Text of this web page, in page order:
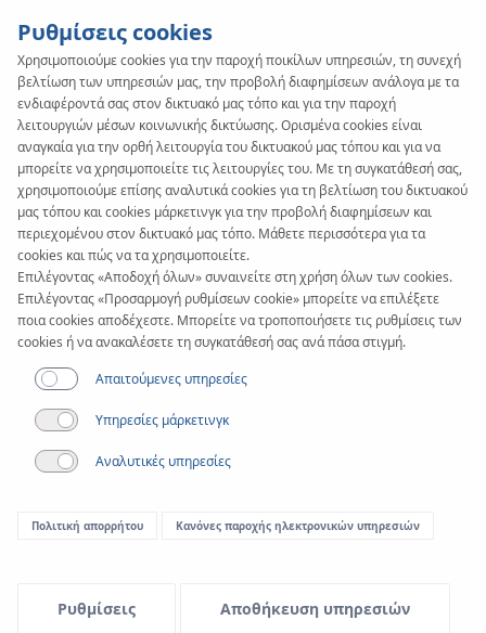
Ρυθμίσεις cookies
Χρησιμοποιούμε cookies για την παροχή ποικίλων υπηρεσιών, τη συνεχή
βελτίωση των υπηρεσιών μας, την προβολή διαφημίσεων ανάλογα με τα
ενδιαφέροντά σας στον δικτυακό μας τόπο και για την παροχή
λειτουργιών μέσων κοινωνικής δικτύωσης. Ορισμένα cookies είναι
αναγκαία για την ορθή λειτουργία του δικτυακού μας τόπου και για να
μπορείτε να χρησιμοποιείτε τις λειτουργίες του. Με τη συγκατάθεσή σας,
χρησιμοποιούμε επίσης αναλυτικά cookies για τη βελτίωση του δικτυακού
μας τόπου και cookies μάρκετινγκ για την προβολή διαφημίσεων και
περιεχομένου στον δικτυακό μας τόπο. Μάθετε περισσότερα για τα
cookies και πώς να τα χρησιμοποιείτε.
Επιλέγοντας «Αποδοχή όλων» συναινείτε στη χρήση όλων των cookies.
Επιλέγοντας «Προσαρμογή ρυθμίσεων cookie» μπορείτε να επιλέξετε
ποια cookies αποδέχεστε. Μπορείτε να τροποποιήσετε τις ρυθμίσεις των
cookies ή να ανακαλέσετε τη συγκατάθεσή σας ανά πάσα στιγμή.
Απαιτούμενες υπηρεσίες
Υπηρεσίες μάρκετινγκ
Αναλυτικές υπηρεσίες
Πολιτική απορρήτου Κανόνες παροχής ηλεκτρονικών υπηρεσιών
Ρυθμίσεις Αποθήκευση υπηρεσιών